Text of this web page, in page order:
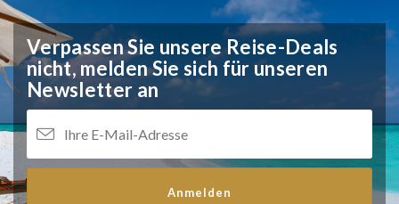
Verpassen Sie unsere Reise-Deals
nicht, melden Sie sich für unseren
Newsletter an
Anmelden